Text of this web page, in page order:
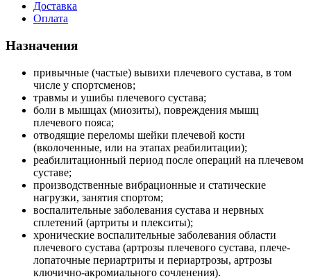
Доставка
Оплата
Назначения
привычные (частые) вывихи плечевого сустава, в том
числе у спортсменов;
травмы и ушибы плечевого сустава;
боли в мышцах (миозиты), повреждения мышц
плечевого пояса;
отводящие переломы шейки плечевой кости
(вколоченные, или на этапах реабилитации);
реабилитационный период после операций на плечевом
суставе;
производственные вибрационные и статические
нагрузки, занятия спортом;
воспалительные заболевания сустава и нервных
сплетений (артриты и плекситы);
хронические воспалительные заболевания области
плечевого сустава (артрозы плечевого сустава, плече-
лопаточные периартриты и периартрозы, артрозы
ключично-акромиального сочленения).